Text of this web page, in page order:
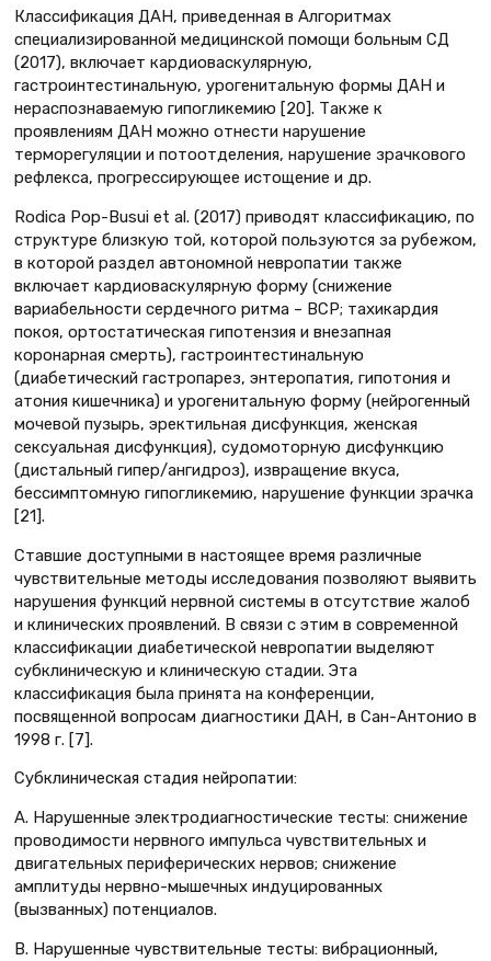
Классификация ДАН, приведенная в Алгоритмах
специализированной медицинской помощи больным СД
(2017), включает кардиоваскулярную,
гастроинтестинальную, урогенитальную формы ДАН и
нераспознаваемую гипогликемию [20]. Также к
проявлениям ДАН можно отнести нарушение
терморегуляции и потоотделения, нарушение зрачкового
рефлекса, прогрессирующее истощение и др.
Rodica Pop-Busui et al. (2017) приводят классификацию, по
структуре близкую той, которой пользуются за рубежом,
в которой раздел автономной невропатии также
включает кардиоваскулярную форму (снижение
вариабельности сердечного ритма – ВСР; тахикардия
покоя, ортостатическая гипотензия и внезапная
коронарная смерть), гастроинтестинальную
(диабетический гастропарез, энтеропатия, гипотония и
атония кишечника) и урогенитальную форму (нейрогенный
мочевой пузырь, эректильная дисфункция, женская
сексуальная дисфункция), судомоторную дисфункцию
(дистальный гипер/ангидроз), извращение вкуса,
бессимптомную гипогликемию, нарушение функции зрачка
[21].
Ставшие доступными в настоящее время различные
чувствительные методы исследования позволяют выявить
нарушения функций нервной системы в отсутствие жалоб
и клинических проявлений. В связи с этим в современной
классификации диабетической невропатии выделяют
субклиническую и клиническую стадии. Эта
классификация была принята на конференции,
посвященной вопросам диагностики ДАН, в Сан-Антонио в
1998 г. [7].
Субклиническая стадия нейропатии:
A. Нарушенные электродиагностические тесты: снижение
проводимости нервного импульса чувствительных и
двигательных периферических нервов; снижение
амплитуды нервно-мышечных индуцированных
(вызванных) потенциалов.
B. Нарушенные чувствительные тесты: вибрационный,